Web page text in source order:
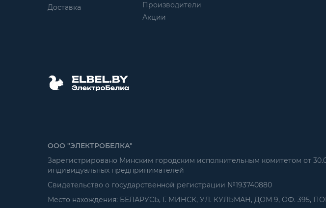
Доставка
Производители
Акции
ООО "ЭЛЕКТРОБЕЛКА"
Зарегистрировано Минским городским исполнительным комитетом от
индивидуальных предпринимателей
Свидетельство о государственной регистрации №193740880
Место нахождения: БЕЛАРУСЬ, Г. МИНСК, УЛ. КУЛЬМАН, ДОМ 9, ОФ. 395,